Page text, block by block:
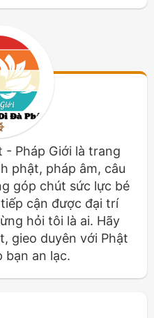
- Pháp Giới là trang
phật, pháp âm, câu
góp chút sức lực bé
cận được đại trí
hỏi tôi là ai. Hãy
gieo duyên với Phật
bạn an lạc.